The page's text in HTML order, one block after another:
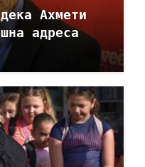
Ахмети
адреса